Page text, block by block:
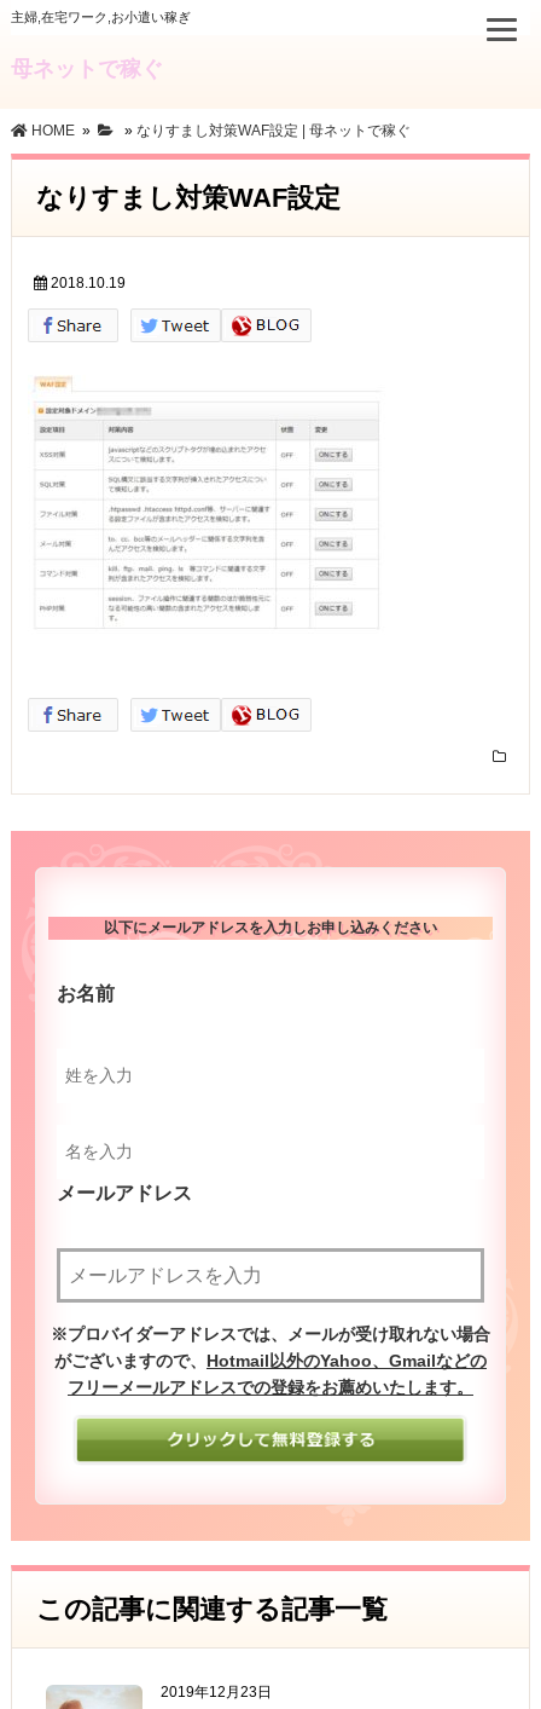
主婦,在宅ワーク,お小遣い稼ぎ
母ネットで稼ぐ
HOME» » なりすまし対策WAF設定 | 母ネットで稼ぐ
なりすまし対策WAF設定
2018.10.19
以下にメールアドレスを入力しお申し込みください
お名前
メールアドレス
※プロバイダーアドレスでは、メールが受け取れない場合
がございますので、 Hotmail以外のYahoo、Gmailなどの
フリーメールアドレスでの登録をお薦めいたします。
この記事に関連する記事一覧
2019年12月23日